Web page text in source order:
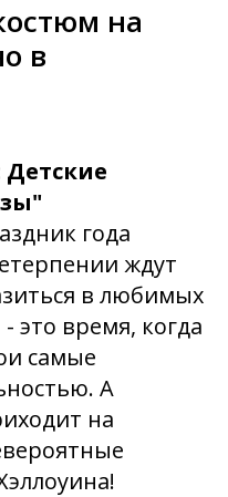
на
в
года
ждут
в любимых
это время, когда
самые
А
на